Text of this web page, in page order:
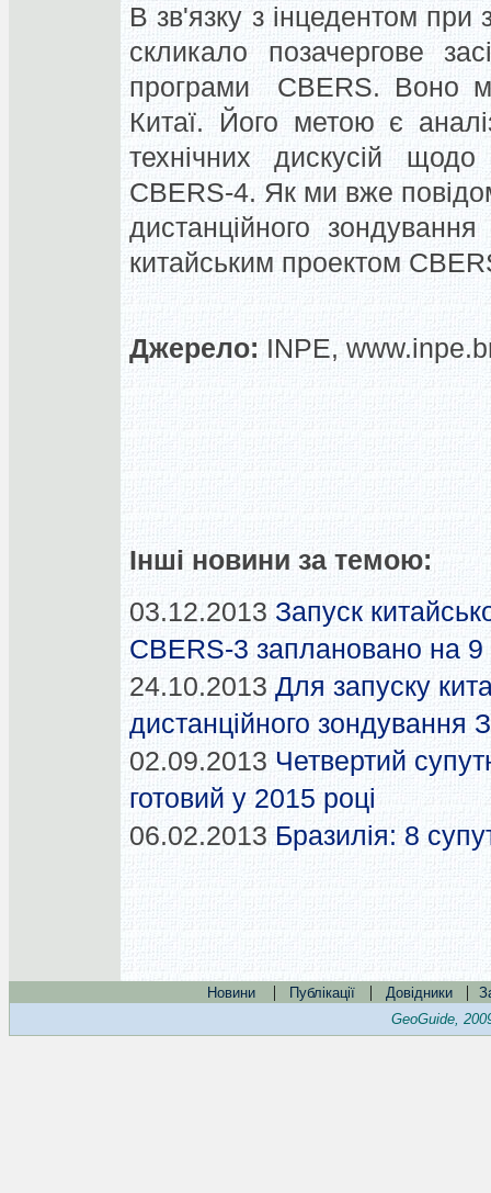
В зв'язку з інцедентом при
скликало позачергове
програми CBERS. Воно
Китаї. Його метою є
технічних дискусій
CBERS-4. Як ми вже
дистанційного
китайським проектом
Джерело: INPE,
Інші новини за темою:
03.12.2013 Запуск
CBERS-3 заплановано на 9
24.10.2013 Для запуску
дистанційного зондування
02.09.2013 Четвертий
готовий у 2015 році
06.02.2013 Бразилія: 8
Новини | Публікації | Довідники |
GeoGuide,